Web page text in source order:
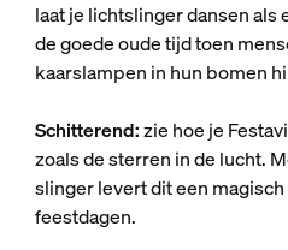
laat je lichtslinger dansen als
de goede oude tijd toen
kaarslampen in hun bomen
Schitterend:zie hoe je
zoals de sterren in de lucht.
slinger levert dit een
feestdagen.